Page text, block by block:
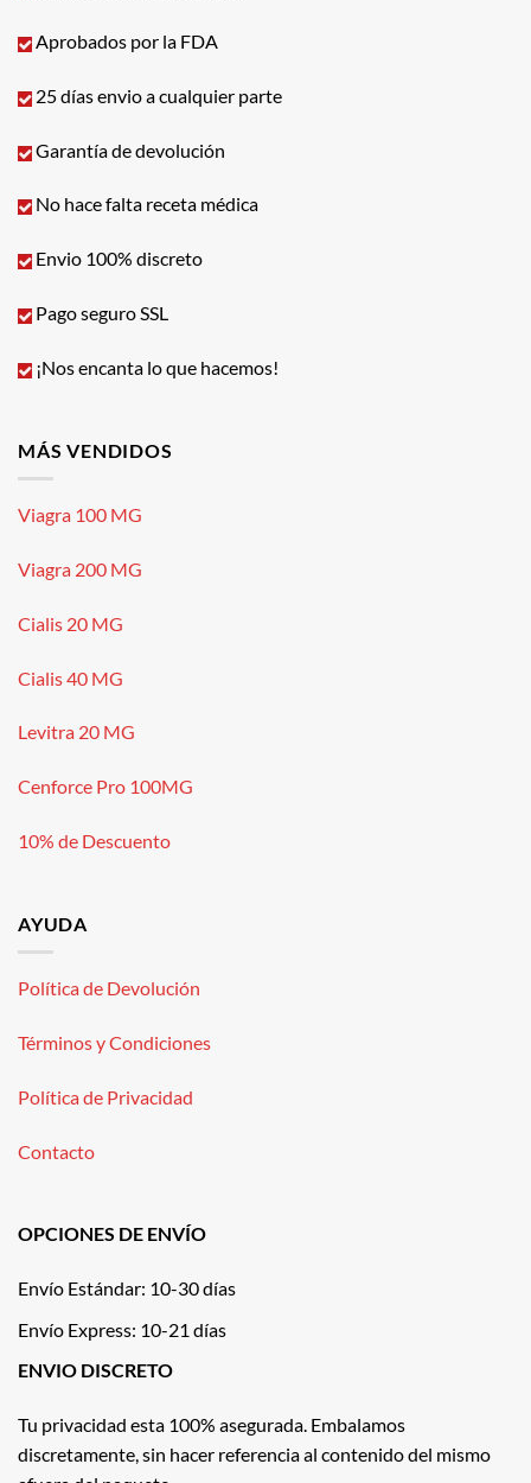
Aprobados por la FDA
25 días envio a cualquier parte
Garantía de devolución
No hace falta receta médica
Envio 100% discreto
Pago seguro SSL
¡Nos encanta lo que hacemos!
MÁS VENDIDOS
Viagra 100 MG
Viagra 200 MG
Cialis 20 MG
Cialis 40 MG
Levitra 20 MG
Cenforce Pro 100MG
10% de Descuento
AYUDA
Política de Devolución
Términos y Condiciones
Política de Privacidad
Contacto
OPCIONES DE ENVÍO
Envío Estándar: 10-30 días
Envío Express: 10-21 días
ENVIO DISCRETO
Tu privacidad esta 100% asegurada. Embalamos
discretamente, sin hacer referencia al contenido del mismo